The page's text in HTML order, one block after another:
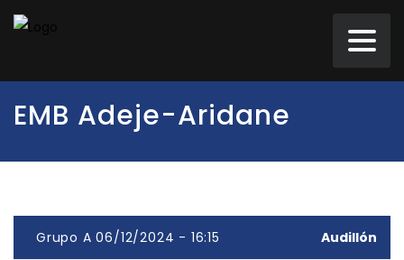
EMB Adeje-Aridane
Grupo A 06/12/2024 - 16:15 Audillón